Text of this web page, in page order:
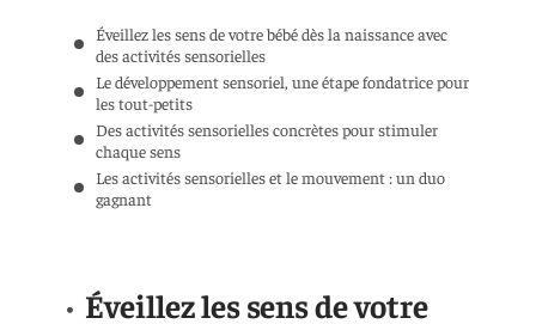
Éveillez les sens de votre bébé dès la naissance avec
des activités sensorielles
Le développement sensoriel, une étape fondatrice pour
les tout-petits
Des activités sensorielles concrètes pour stimuler
chaque sens
Les activités sensorielles et le mouvement : un duo
gagnant
Éveillez les sens de votre